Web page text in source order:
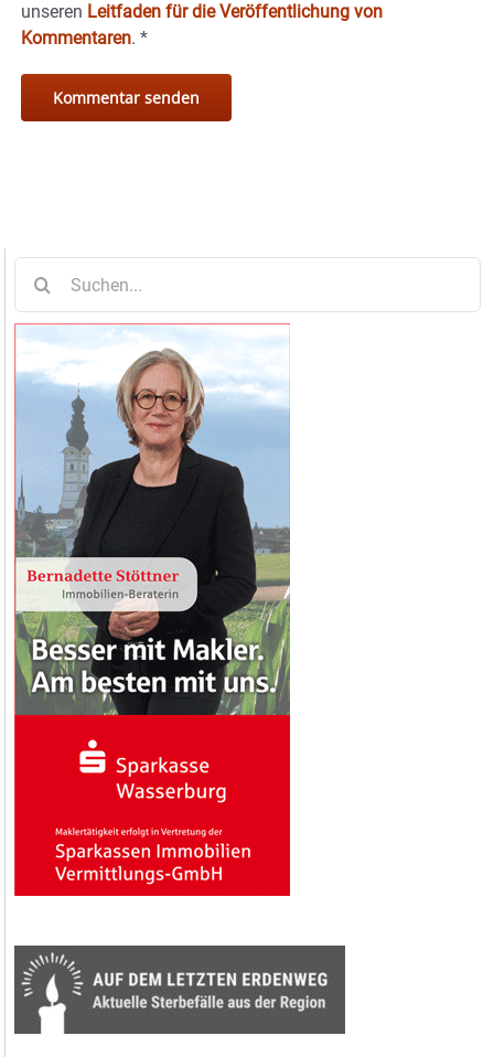
unseren Leitfaden für die Veröffentlichung von
Kommentaren. *
nach: